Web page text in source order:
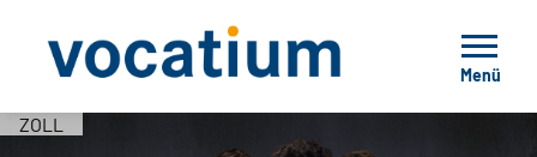
Menü
ZOLL